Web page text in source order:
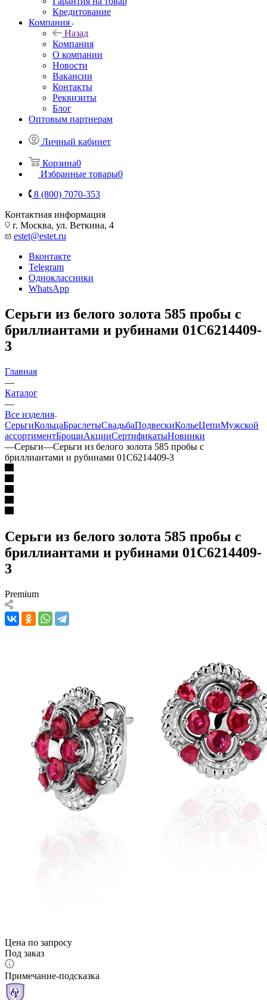
Кредитование
Компания
Назад
Компания
О компании
Новости
Вакансии
Контакты
Реквизиты
Блог
Оптовым партнерам
Личный кабинет
Корзина0
Избранные товары0
8 (800) 7070-353
Контактная информация
г. Москва, ул. Веткина, 4
estet@estet.ru
Вконтакте
Telegram
Одноклассники
WhatsApp
Серьги из белого золота 585 пробы с
бриллиантами и рубинами 01С6214409-
3
Главная
—
Каталог
—
Все изделия
СерьгиКольцаБраслетыСвадьбаПодвескиКольеЦепиМужской
ассортиментБрошиАкцииСертификатыНовинки
—Серьги—Серьги из белого золота 585 пробы с
бриллиантами и рубинами 01С6214409-3
Серьги из белого золота 585 пробы с
бриллиантами и рубинами 01С6214409-
3
Premium
Цена по запросу
Под заказ
Примечание-подсказка